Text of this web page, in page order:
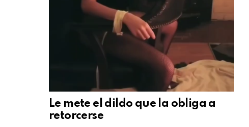
Le mete el dildo que la obliga a
retorcerse